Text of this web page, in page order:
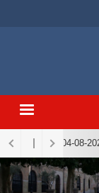
04-08- لقاء رئيس